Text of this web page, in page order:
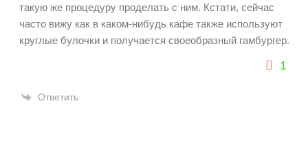
такую же процедуру проделать с ним. Кстати, сейчас
часто вижу как в каком-нибудь кафе также используют
круглые булочки и получается своеобразный гамбургер.
1
Ответить